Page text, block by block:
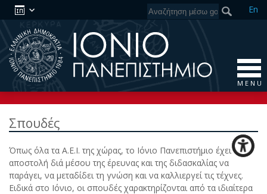
En
M E N U
Σπουδές
Όπως όλα τα Α.Ε.Ι. της χώρας, το Ιόνιο Πανεπιστήμιο έχει ως
αποστολή διά μέσου της έρευνας και της διδασκαλίας να
παράγει, να μεταδίδει τη γνώση και να καλλιεργεί τις τέχνες.
Ειδικά στο Ιόνιο, οι σπουδές χαρακτηρίζονται από τα ιδιαίτερα